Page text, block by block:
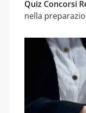
Quiz Concorsi
nella